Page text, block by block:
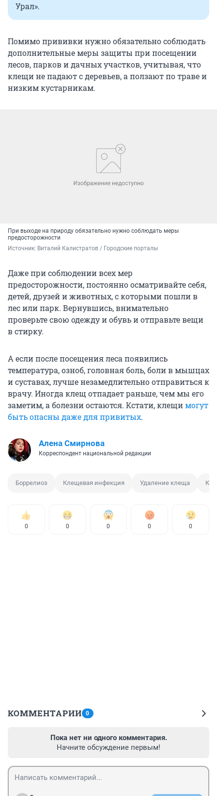
Урал».
Помимо прививки нужно обязательно соблюдать
дополнительные меры защиты при посещении
лесов, парков и дачных участков, учитывая, что
клещи не падают с деревьев, а ползают по траве и
низким кустарникам.
При выходе на природу обязательно нужно соблюдать меры
предосторожности
Источник: Виталий Калистратов / Городские порталы
Даже при соблюдении всех мер
предосторожности, постоянно осматривайте себя,
детей, друзей и животных, с которыми пошли в
лес или парк. Вернувшись, внимательно
проверьте свою одежду и обувь и отправьте вещи
в стирку.
А если после посещения леса появились
температура, озноб, головная боль, боли в мышцах
и суставах, лучше незамедлительно отправиться к
врачу. Иногда клещ отпадает раньше, чем мы его
заметим, а болезни остаются. Кстати, клещимогут
быть опасны даже для привитых.
Алена Смирнова
Корреспондент национальной редакции
Боррелиоз Клещевая инфекция Удаление клеща
0 0 0 0 0
КОММЕНТАРИИ 0
Пока нет ни одного комментария.
Начните обсуждение первым!